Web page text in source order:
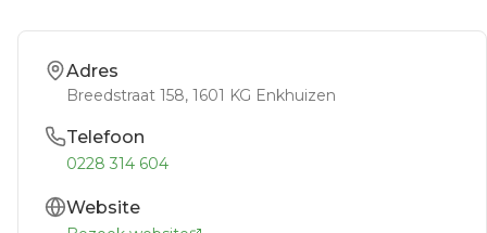
Adres
Breedstraat 158, 1601 KG Enkhuizen
Telefoon
0228 314 604
Website